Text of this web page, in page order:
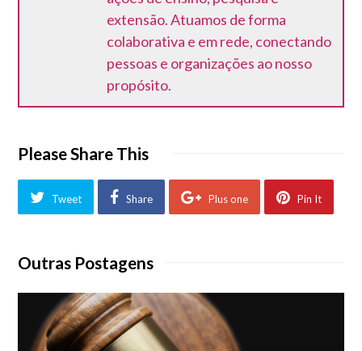
extensão. Atuamos de forma
colaborativa e em rede, conectando
pessoas e organizações ao nosso
propósito.
Please Share This
Tweet Share Plus one Pin It
Outras Postagens